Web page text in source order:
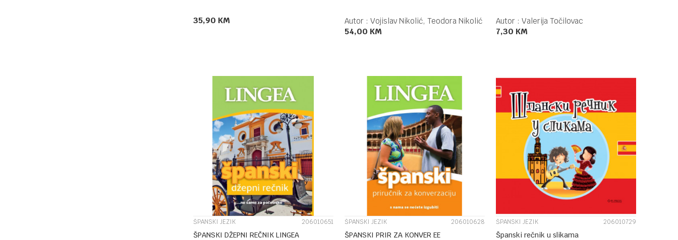
35,90 KM Autor : Vojislav Nikolić, Teodora Nikolić
54,00 KM
Autor : Valerija Točilovac
7,30 KM
UPOREDI
ŠPANSKI JEZIK 206010651
ŠPANSKI DŽEPNI REČNIK LINGEA
UPOREDI
ŠPANSKI JEZIK 206010628
ŠPANSKI PRIR ZA KONVER EE
UPOREDI
ŠPANSKI JEZIK 206010729
Španski rečnik u slikama